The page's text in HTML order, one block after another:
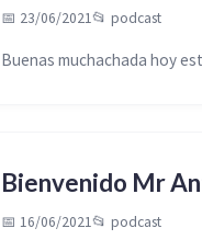
📅 23/06/2021📂 podcast
Buenas muchachada hoy
Bienvenido Mr
📅 16/06/2021📂 podcast